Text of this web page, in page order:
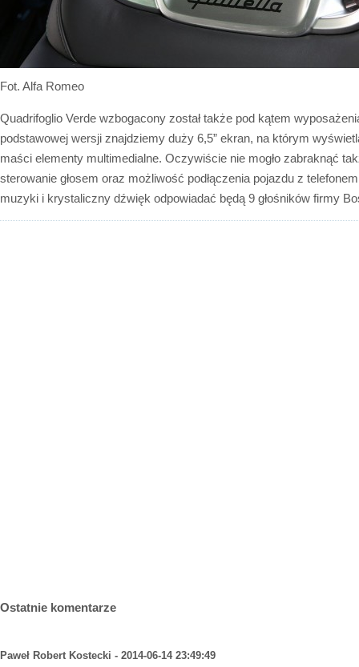
Fot. Alfa Romeo
Quadrifoglio Verde wzbogacony został także pod kątem
podstawowej wersji znajdziemy duży 6,5” ekran, na którym
maści elementy multimedialne. Oczywiście nie mogło zabraknąć
sterowanie głosem oraz możliwość podłączenia pojazdu z
muzyki i krystaliczny dźwięk odpowiadać będą 9 głośników firmy
Ostatnie komentarze
Paweł Robert Kostecki - 2014-06-14 23:49:49